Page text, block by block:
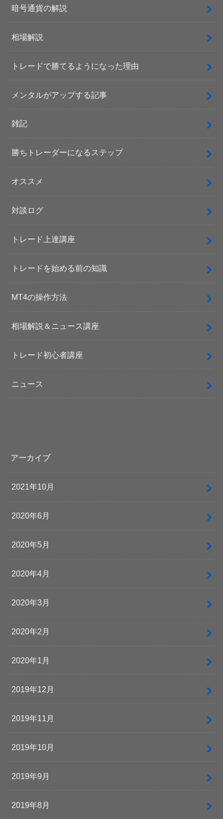
暗号通貨の解説
相場解説
トレードで勝てるようになった理由
メンタルがアップする記事
雑記
勝ちトレーダーになるステップ
オススメ
対談ログ
トレード上達講座
トレードを始める前の知識
MT4の操作方法
相場解説＆ニュース講座
トレード初心者講座
ニュース
アーカイブ
2021年10月
2020年6月
2020年5月
2020年4月
2020年3月
2020年2月
2020年1月
2019年12月
2019年11月
2019年10月
2019年9月
2019年8月